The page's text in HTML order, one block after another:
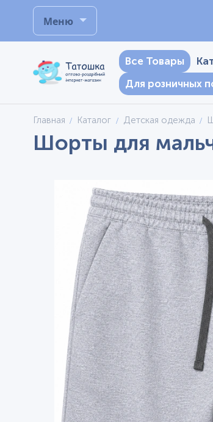
Меню
Все Товары
Для розничных
Главная Каталог Детская одежда
Шорты для